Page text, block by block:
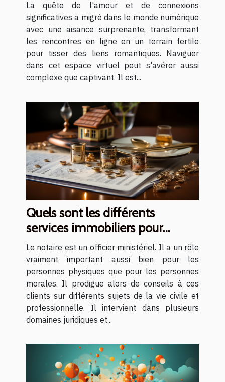
La quête de l'amour et de connexions
significatives a migré dans le monde numérique
avec une aisance surprenante, transformant
les rencontres en ligne en un terrain fertile
pour tisser des liens romantiques. Naviguer
dans cet espace virtuel peut s'avérer aussi
complexe que captivant. Il est...
Quels sont les différents
services immobiliers pour
lesquels il est judicieux de
recourir à un notaire ?
Le notaire est un officier ministériel. Il a un rôle
vraiment important aussi bien pour les
personnes physiques que pour les personnes
morales. Il prodigue alors de conseils à ces
clients sur différents sujets de la vie civile et
professionnelle. Il intervient dans plusieurs
domaines juridiques et...